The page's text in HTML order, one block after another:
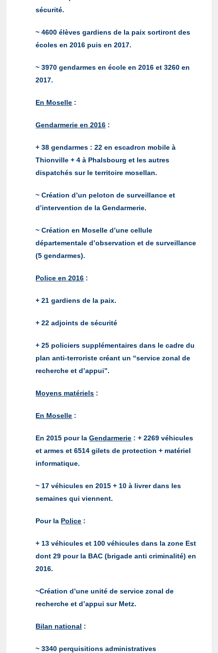
sécurité.
~ 4600 élèves gardiens de la paix sortiront des
écoles en 2016 puis en 2017.
~ 3970 gendarmes en école en 2016 et 3260 en
2017.
En Moselle :
Gendarmerie en 2016 :
+ 38 gendarmes : 22 en escadron mobile à
Thionville + 4 à Phalsbourg et les autres
dispatchés sur le territoire mosellan.
~ Création d’un peloton de surveillance et
d’intervention de la Gendarmerie.
~ Création en Moselle d’une cellule
départementale d’observation et de surveillance
(5 gendarmes).
Police en 2016 :
+ 21 gardiens de la paix.
+ 22 adjoints de sécurité
+ 25 policiers supplémentaires dans le cadre du
plan anti-terroriste créant un “service zonal de
recherche et d’appui”.
Moyens matériels :
En Moselle :
En 2015 pour laGendarmerie : + 2269 véhicules
et armes et 6514 gilets de protection + matériel
informatique.
~ 17 véhicules en 2015 + 10 à livrer dans les
semaines qui viennent.
Pour la Police :
+ 13 véhicules et 100 véhicules dans la zone Est
dont 29 pour la BAC (brigade anti criminalité) en
2016.
~Création d’une unité de service zonal de
recherche et d’appui sur Metz.
Bilan national :
~ 3340 perquisitions administratives